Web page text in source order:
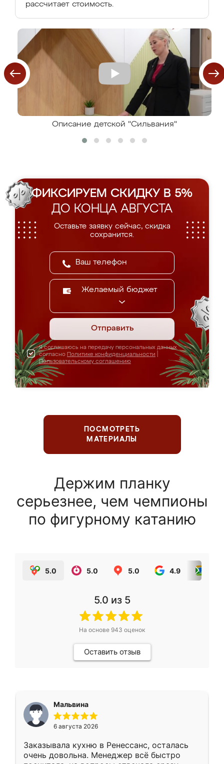
рассчитает стоимость.
Описание детской "Сильвания"
ФИКСИРУЕМ СКИДКУ В 5%
ДО КОНЦА АВГУСТА
Оставьте заявку сейчас, скидка
сохранится.
Желаемый бюджет
Отправить
Я соглашаюсь на передачу персональных данных
согласно Политике конфиденциальности
Пользовательскому соглашению
ПОСМОТРЕТЬ
МАТЕРИАЛЫ
Держим планку
серьезнее, чем чемпионы
по фигурному катанию
5.0 5.0 5.0 4.9
5.0 из 5
На основе 943 оценок
Оставить отзыв
Мальвина
6 августа 2026
Заказывала кухню в Ренессанс, осталась
очень довольна. Менеджер всё быстро